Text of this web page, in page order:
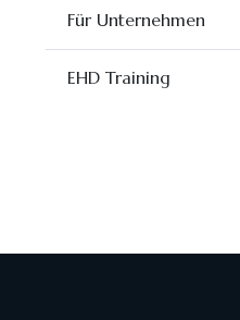
Für Unternehmen
EHD Training